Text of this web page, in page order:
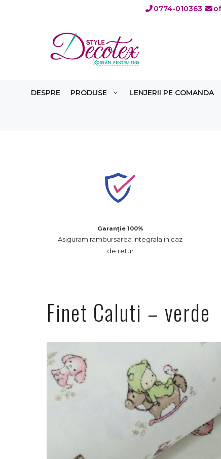
la
0774-010363
DESPRE PRODUSE LENJERII PE COMANDA
Garanție 100%
Asiguram rambursarea integrala in caz
de retur
Finet Caluti – verde